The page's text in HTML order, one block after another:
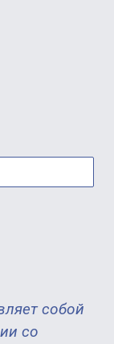
собой
со